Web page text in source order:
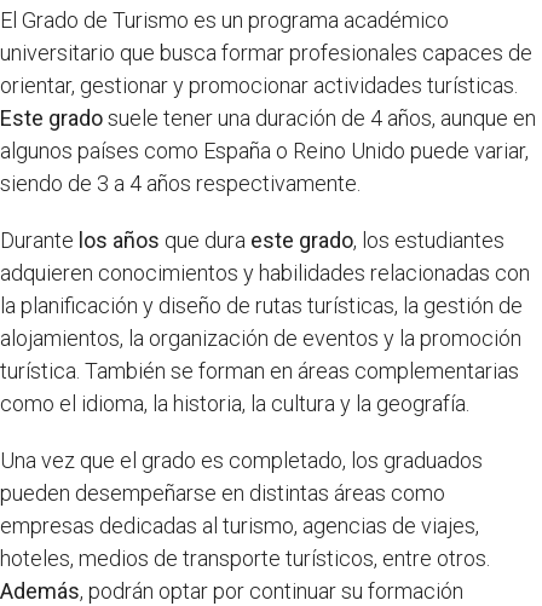
El Grado de Turismo es un programa académico
universitario que busca formar profesionales capaces de
orientar, gestionar y promocionar actividades turísticas.
Este gradosuele tener una duración de 4 años, aunque en
algunos países como España o Reino Unido puede variar,
siendo de 3 a 4 años respectivamente.
Durante los años que dura este grado, los estudiantes
adquieren conocimientos y habilidades relacionadas con
la planificación y diseño de rutas turísticas, la gestión de
alojamientos, la organización de eventos y la promoción
turística. También se forman en áreas complementarias
como el idioma, la historia, la cultura y la geografía.
Una vez que el grado es completado, los graduados
pueden desempeñarse en distintas áreas como
empresas dedicadas al turismo, agencias de viajes,
hoteles, medios de transporte turísticos, entre otros.
Además, podrán optar por continuar su formación